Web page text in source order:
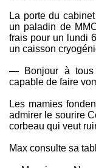
La porte du
un paladin de
frais pour un lundi
un caisson
— Bonjour à tous
capable de faire
Les mamies
admirer le sourire
corbeau qui veut
Max consulte sa